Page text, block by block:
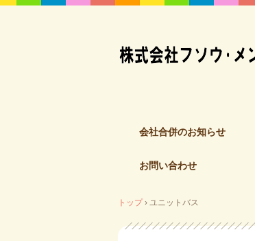
会社合併のお知らせ
お問い合わせ
トップ › ユニットバス